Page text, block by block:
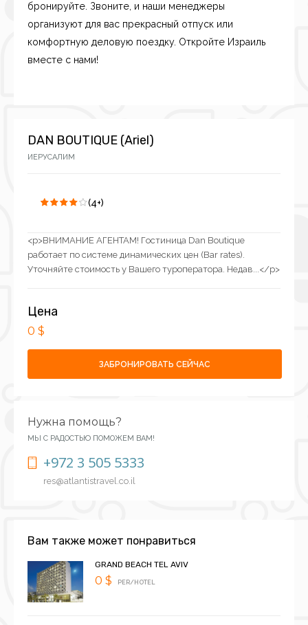
бронируйте. Звоните, и наши менеджеры
организуют для вас прекрасный отпуск или
комфортную деловую поездку. Откройте Израиль
вместе с нами!
DAN BOUTIQUE (Ariel)
ИЕРУСАЛИМ
(4+)
<p>ВНИМАНИЕ АГЕНТАМ! Гостиница Dan Boutique
работает по системе динамических цен (Bar rates).
Уточняйте стоимость у Вашего туроператора. Недав...</p>
Цена
0 $
ЗАБРОНИРОВАТЬ СЕЙЧАС
Нужна помощь?
МЫ С РАДОСТЬЮ ПОМОЖЕМ ВАМ!
+972 3 505 5333
res@atlantistravel.co.il
Вам также может понравиться
GRAND BEACH TEL AVIV
0 $ PER/HOTEL